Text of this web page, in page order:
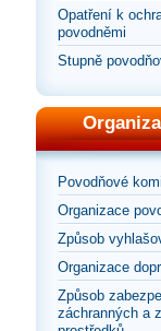
Opatření k
povodněmi
Stupně
Povodňové
Organizace
Způsob
Organizace
Způsob
záchranných a